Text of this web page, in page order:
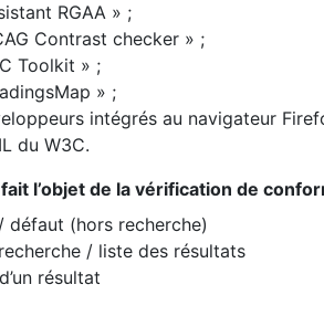
RGAA » ;
Contrast checker » ;
Toolkit » ;
» ;
intégrés au navigateur
du W3C.
l’objet de la vérification de
défaut (hors recherche)
/ liste des résultats
résultat